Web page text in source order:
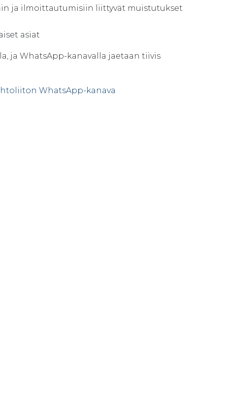
ja ilmoittautumisiin liittyvät muistutukset
asiat
ja WhatsApp-kanavalla jaetaan tiivis
WhatsApp-kanava